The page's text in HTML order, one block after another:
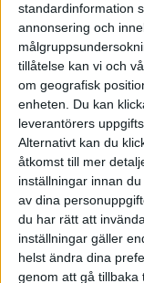
standardinformation
annonsering och
tillåtelse kan vi och
om geografisk
enheten. Du kan
leverantörers
Alternativt kan du
åtkomst till mer
inställningar innan
av dina
du har rätt att
inställningar gäller
helst ändra dina
genom att gå tillbaka